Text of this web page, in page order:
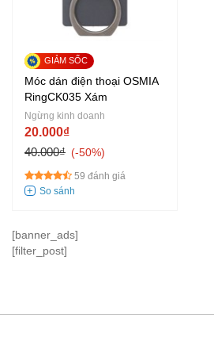
Móc dán điện thoại OSMIA
RingCK035 Xám
Ngừng kinh doanh
20.000₫
40.000₫
-50%
59 đánh giá
[banner_ads]
[filter_post]